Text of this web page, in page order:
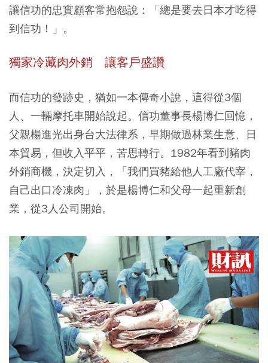
讓信功的忠實顧客常抱怨說：「總是要去日本才吃得
到信功！」。
獨家冷藏肉外銷 讓客戶盛讚
而信功的發跡史，猶如一本傳奇小說，這得從3個
人、一輛摩托車開始說起。信功董事長楊博仁回憶，
父親楊進光出身台大法律系，早期做過林業生意、日
本貿易，但收入平平，苦思轉行。1982年看到豬肉
外銷商機，決定切入，「我們買豬給他人工廠代宰，
自己出口冷凍肉」，於是楊博仁和父母一起重新創
業，從3人公司開始。